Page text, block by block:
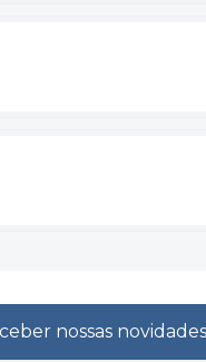
nossas novidades